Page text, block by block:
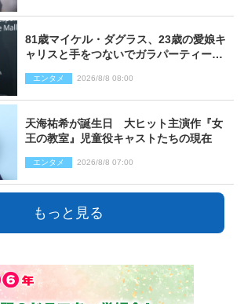
81歳マイケル・ダグラス、23歳の愛娘キ
ャリスと手をつないでガラパーティーに
エンタメ 2026/8/8 08:00
天海祐希が誕生日 大ヒット主演作『女
王の教室』児童役キャストたちの現在
エンタメ 2026/8/8 07:00
もっと見る